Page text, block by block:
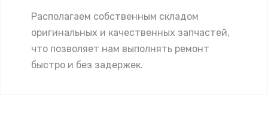
Располагаем собственным складом
оригинальных и качественных запчастей,
что позволяет нам выполнять ремонт
быстро и без задержек.